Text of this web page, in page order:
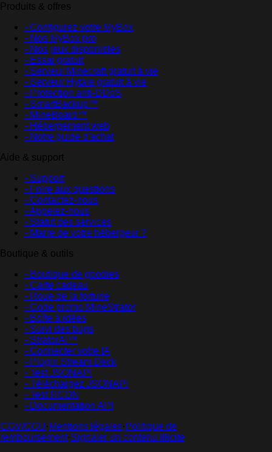
Produits & offres
- Configurez votre MyBox
- Nos MyBox pro
- Nos jeux disponibles
- Essai gratuit
- Serveur Minecraft gratuit à vie
- Serveur Hytale gratuit à vie
- Protection anti-DDoS
- SmartBackup™
- MineBoard™
- Hébergement web
- Notre guide d'achat
Aide & support
- Support
- Foire aux questions
- Contactez-nous
- Appelez-nous
- Statut des services
- Marre de votre hébergeur ?
Boutique & outils
- Boutique de goodies
- Carte cadeau
- Roue de la fortune
- Code promo MineStrator
- Boîte à idées
- Suivi des bugs
- StratorAI™
- Connecter votre IA
- Plugin Stream Deck
- Test JSONAPI
- Téléchargez JSONAPI
- Test RCON
- Documentation API
CGV/CGU· Mentions légales· Politique de
remboursement·Signaler un contenu illicite